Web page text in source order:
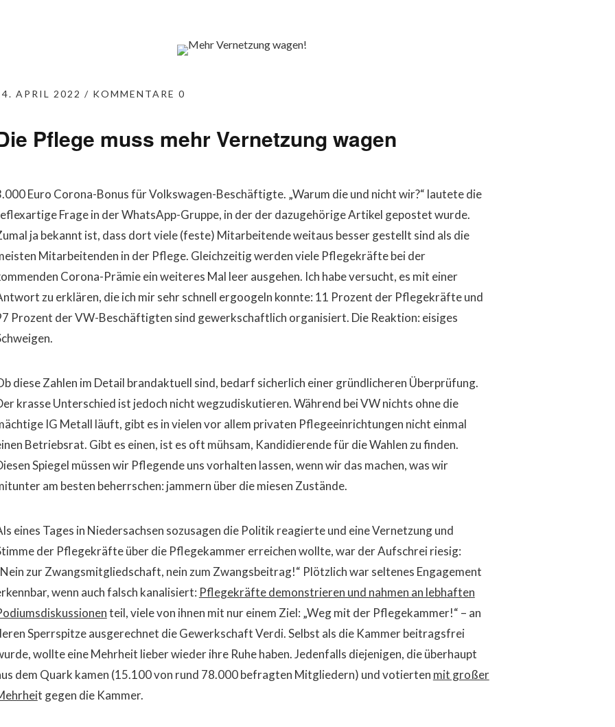
APRIL 2022 KOMMENTARE 0
Pflege muss mehr Vernetzung wagen
Euro Corona-Bonus für Volkswagen-Beschäftigte. „Warum die und nicht wir?“ lautete die
Frage in der WhatsApp-Gruppe, in der der dazugehörige Artikel gepostet wurde.
ja bekannt ist, dass dort viele (feste) Mitarbeitende weitaus besser gestellt sind als die
Mitarbeitenden in der Pflege. Gleichzeitig werden viele Pflegekräfte bei der
Corona-Prämie ein weiteres Mal leer ausgehen. Ich habe versucht, es mit einer
zu erklären, die ich mir sehr schnell ergoogeln konnte: 11 Prozent der Pflegekräfte und
Prozent der VW-Beschäftigten sind gewerkschaftlich organisiert. Die Reaktion: eisiges
diese Zahlen im Detail brandaktuell sind, bedarf sicherlich einer gründlicheren Überprüfung.
krasse Unterschied ist jedoch nicht wegzudiskutieren. Während bei VW nichts ohne die
IG Metall läuft, gibt es in vielen vor allem privaten Pflegeeinrichtungen nicht einmal
Betriebsrat. Gibt es einen, ist es oft mühsam, Kandidierende für die Wahlen zu finden.
Spiegel müssen wir Pflegende uns vorhalten lassen, wenn wir das machen, was wir
am besten beherrschen: jammern über die miesen Zustände.
eines Tages in Niedersachsen sozusagen die Politik reagierte und eine Vernetzung und
der Pflegekräfte über die Pflegekammer erreichen wollte, war der Aufschrei riesig:
zur Zwangsmitgliedschaft, nein zum Zwangsbeitrag!“ Plötzlich war seltenes Engagement
wenn auch falsch kanalisiert: Pflegekräfte demonstrieren und nahmen an lebhaften
teil, viele von ihnen mit nur einem Ziel: „Weg mit der Pflegekammer!“ – an
Sperrspitze ausgerechnet die Gewerkschaft Verdi. Selbst als die Kammer beitragsfrei
wollte eine Mehrheit lieber wieder ihre Ruhe haben. Jedenfalls diejenigen, die überhaupt
dem Quark kamen (15.100 von rund 78.000 befragten Mitgliedern) und votierten mit großer
t gegen die Kammer.